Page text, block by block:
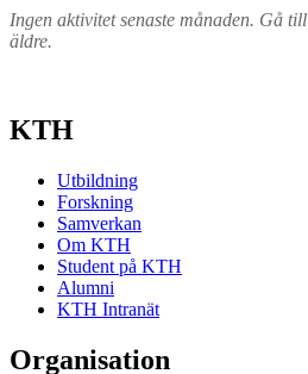
Ingen aktivitet senaste månaden. Gå till
äldre.
KTH
Utbildning
Forskning
Samverkan
Om KTH
Student på KTH
Alumni
KTH Intranät
Organisation